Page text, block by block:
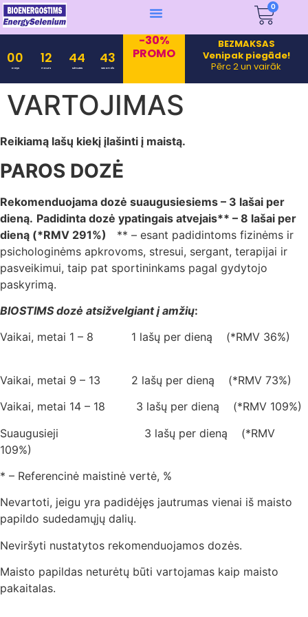
0
00
Days
12
Hours
44
Minutes
43
Seconds
-30%
PROMO
BEZMAKSAS
Venipak piegāde!
Pērc 2 un vairāk
VARTOJIMAS
Reikiamą lašų kiekį įlašinti į maistą.
PAROS DOZĖ
Rekomenduojama dozė suaugusiesiems – 3 lašai per
dieną. Padidinta dozė ypatingais atvejais** – 8 lašai per
dieną (*RMV 291%) ** – esant padidintoms fizinėms ir
psichologinėms apkrovoms, stresui, sergant, terapijai ir
pasveikimui, taip pat sportininkams pagal gydytojo
paskyrimą.
BIOSTIMS dozė atsižvelgiant į amžių:
Vaikai, metai 1 – 8 1 lašų per dieną (*RMV 36%)
Vaikai, metai 9 – 13 2 lašų per dieną (*RMV 73%)
Vaikai, metai 14 – 18 3 lašų per dieną (*RMV 109%)
Suaugusieji 3 lašų per dieną (*RMV
109%)
* – Referencinė maistinė vertė, %
Nevartoti, jeigu yra padidėjęs jautrumas vienai iš maisto
papildo sudedamųjų dalių.
Neviršyti nustatytos rekomenduojamos dozės.
Maisto papildas neturėtų būti vartojamas kaip maisto
pakaitalas.